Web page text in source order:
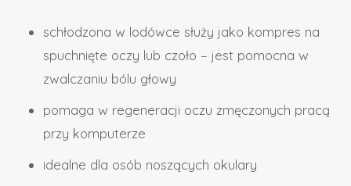
schłodzona w lodówce służy jako kompres na
spuchnięte oczy lub czoło – jest pomocna w
zwalczaniu bólu głowy
pomaga w regeneracji oczu zmęczonych pracą
przy komputerze
idealne dla osób noszących okulary